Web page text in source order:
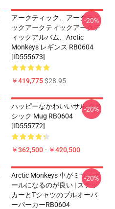
アークティック、アークティ
ックアークティックアークテ
ィックアルバム、arctic
Monkeys レギンス RB0604
[ID555673]
￥419,775$28.95
-20%
ハッピーなかわいいサル クラ
シック Mug RB0604
[ID555772]
￥362,500 - ￥420,500
-20%
Arctic Monkeys 車がミラーボ
ールになるのが良い | ステッ
カーとTシャツのプルオーバ
ーパーカーRB0604
-20%